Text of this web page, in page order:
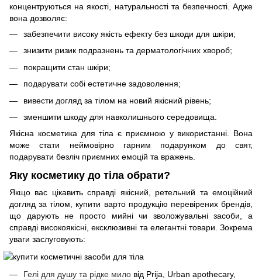
концентруються на якості, натуральності та безпечності. Адже
вона дозволяє:
забезпечити високу якість ефекту без шкоди для шкіри;
знизити ризик подразнень та дерматологічних хвороб;
покращити стан шкіри;
подарувати собі естетичне задоволення;
вивести догляд за тілом на новий якісний рівень;
зменшити шкоду для навколишнього середовища.
Якісна косметика для тіла є приємною у використанні. Вона
може стати неймовірно гарним подарунком до свят,
подарувати безліч приємних емоцій та вражень.
Яку косметику до тіла обрати?
Якщо вас цікавить справді якісний, ретельний та емоційний
догляд за тілом, купити варто продукцію перевірених брендів,
що дарують не просто мийні чи зволожувальні засоби, а
справді високоякісні, ексклюзивні та елегантні товари. Зокрема
уваги заслуговують:
Гелі для душу та рідке мило від Prija, Urban apothecary,